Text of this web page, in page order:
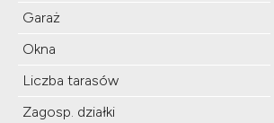
Garaż
Okna
Liczba tarasów
Zagosp. działki